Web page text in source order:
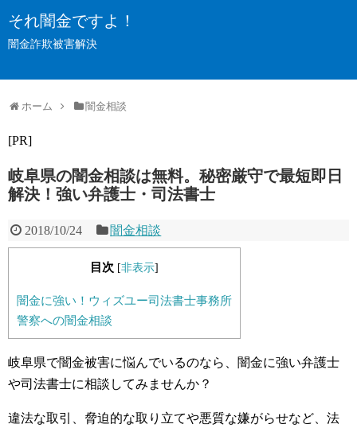
それ闇金ですよ！
闇金詐欺被害解決
ホーム 闇金相談
[PR]
岐阜県の闇金相談は無料。秘密厳守で最短即日
解決！強い弁護士・司法書士
2018/10/24 闇金相談
目次 [非表示]
闇金に強い！ウィズユー司法書士事務所
警察への闇金相談
岐阜県で闇金被害に悩んでいるのなら、闇金に強い弁護士
や司法書士に相談してみませんか？
違法な取引、脅迫的な取り立てや悪質な嫌がらせなど、法